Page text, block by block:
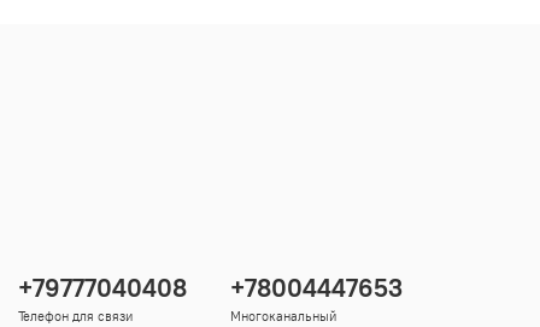
+79777040408
Телефон для связи
+78004447653
Многоканальный